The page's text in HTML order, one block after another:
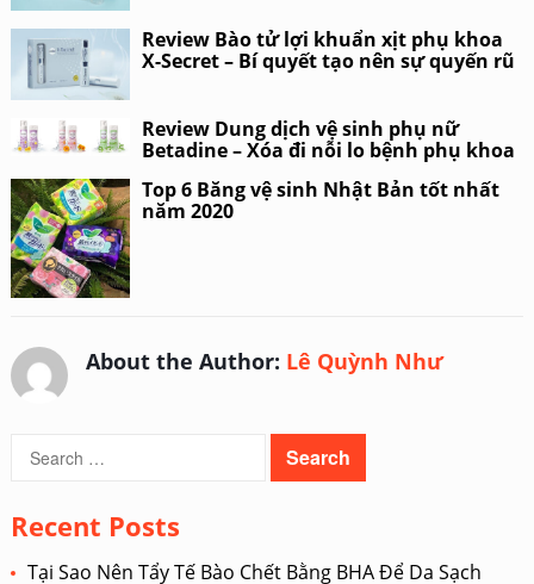
Review Bào tử lợi khuẩn xịt phụ khoa
X-Secret – Bí quyết tạo nên sự quyến rũ
Review Dung dịch vệ sinh phụ nữ
Betadine – Xóa đi nỗi lo bệnh phụ khoa
Top 6 Băng vệ sinh Nhật Bản tốt nhất
năm 2020
About the Author: Lê Quỳnh Như
Search
Recent Posts
Tại Sao Nên Tẩy Tế Bào Chết Bằng BHA Để Da Sạch